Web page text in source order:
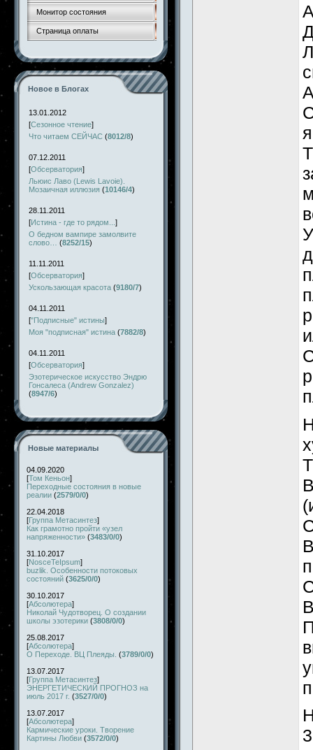
Монитор состояния
Страница оплаты
Новое в Блогах
13.01.2012
[Сезонное чтение]
Что читаем СЕЙЧАС (8012/8)
07.12.2011
[Обсерватория]
Льюис Лаво (Lewis Lavoie).
Мозаичная иллюзия (10146/4)
28.11.2011
[Истина - где то рядом... ]
О бедном вампире замолвите
слово…
(8252/15)
11.11.2011
[Обсерватория]
Ускользающая красота (9180/7)
04.11.2011
["Подписные" истины]
Моя "подписная" истина (7882/8)
04.11.2011
[Обсерватория]
Эзотерическое искусство Эндрю
Гонсалеса (Andrew Gonzalez)
(8947/6)
Новые материалы
04.09.2020
[Том Кеньон]
Переходные состояния в новые
реалии (2579/0/0)
22.04.2018
[Группа Метасинтез]
Как грамотно пройти «узел
напряженности» (3483/0/0)
31.10.2017
[NosceTeIpsum]
buzlik. Особенности потоковых
состояний (3625/0/0)
30.10.2017
[Абсолютера]
Николай Чудотворец. О создании
школы эзотерики (3808/0/0)
25.08.2017
[Абсолютера]
О Переходе. ВЦ Плеяды. (3789/0/0)
13.07.2017
[Группа Метасинтез]
ЭНЕРГЕТИЧЕСКИЙ ПРОГНОЗ на
июль 2017 г. (3527/0/0)
13.07.2017
[Абсолютера]
Кармические уроки. Творение
Картины Любви (3572/0/0)